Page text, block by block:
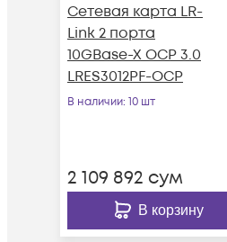
Сетевая карта LR-
Link 2 порта
10GBase-X OCP 3.0
LRES3012PF-OCP
В наличии: 10 шт
2 109 892 сум
В корзину